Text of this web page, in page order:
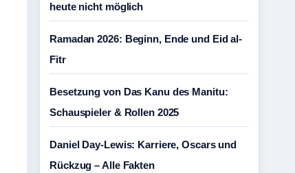
heute nicht möglich
Ramadan 2026: Beginn, Ende und Eid al-
Fitr
Besetzung von Das Kanu des Manitu:
Schauspieler & Rollen 2025
Daniel Day-Lewis: Karriere, Oscars und
Rückzug – Alle Fakten